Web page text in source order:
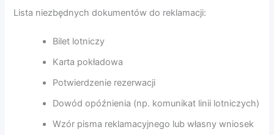
Lista niezbędnych dokumentów do reklamacji:
Bilet lotniczy
Karta pokładowa
Potwierdzenie rezerwacji
Dowód opóźnienia (np. komunikat linii lotniczych)
Wzór pisma reklamacyjnego lub własny wniosek